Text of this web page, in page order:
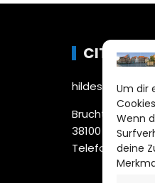
Um dir
Wenn
deine
CITYLIFE!
Bruchtorwall 12
38100
Telefon: 0531